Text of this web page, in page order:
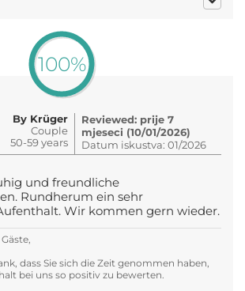
100%
By Krüger
Couple
50-59 years
Reviewed: prije 7
mjeseci (10/01/2026)
Datum iskustva: 01/2026
und freundliche
Rundherum ein sehr
Wir kommen gern wieder.
dass Sie sich die Zeit genommen haben,
bei uns so positiv zu bewerten.